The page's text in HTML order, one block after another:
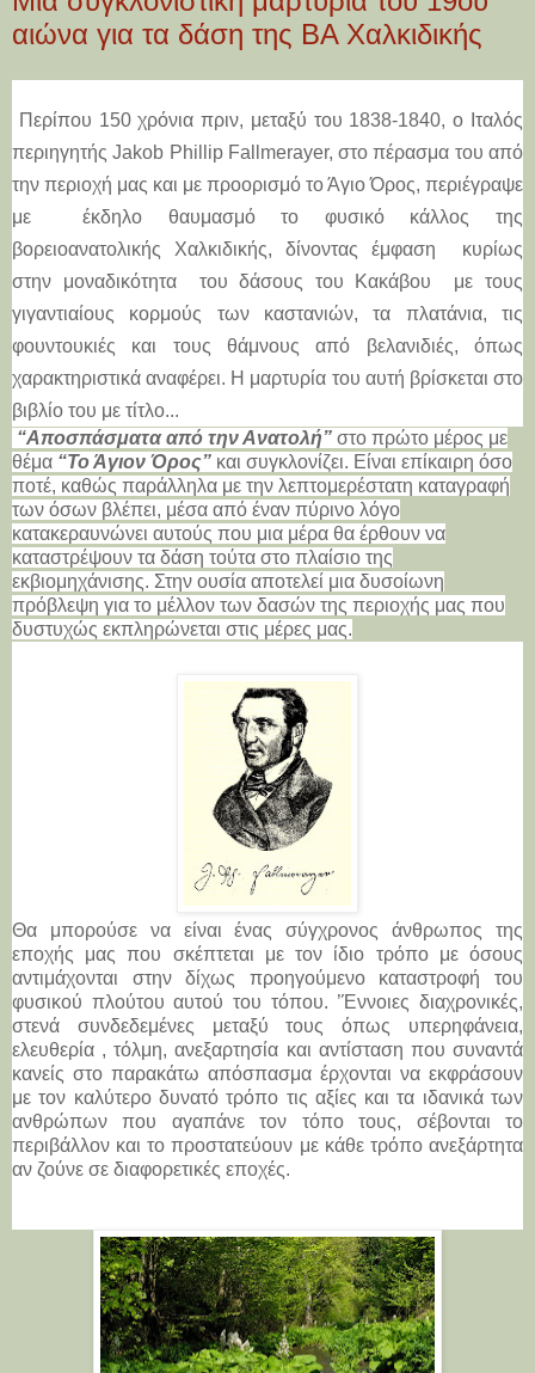
αιώνα για τα δάση της ΒΑ Χαλκιδικής
Περίπου 150 χρόνια πριν, μεταξύ του 1838-1840, ο Ιταλός
περιηγητήςJakob Phillip Fallmerayer, στο πέρασμα του από
την περιοχή μας και με προορισμό το Άγιο Όρος, περιέγραψε
με έκδηλο θαυμασμό το φυσικό κάλλος της
βορειοανατολικής Χαλκιδικής, δίνοντας έμφαση κυρίως
στην μοναδικότητα του δάσους του Κακάβου με τους
γιγαντιαίους κορμούς των καστανιών, τα πλατάνια, τις
φουντουκιές και τους θάμνους από βελανιδιές, όπως
χαρακτηριστικά αναφέρει. Η μαρτυρία του αυτή βρίσκεται στο
βιβλίο του με τίτλο...
“Αποσπάσματα από την Ανατολή” στο πρώτο μέρος με
θέμα “Το Άγιον Όρος” και συγκλονίζει. Είναι επίκαιρη όσο
ποτέ, καθώς παράλληλα με την λεπτομερέστατη καταγραφή
των όσων βλέπει, μέσα από έναν πύρινο λόγο
κατακεραυνώνει αυτούς που μια μέρα θα έρθουν να
καταστρέψουν τα δάση τούτα στο πλαίσιο της
εκβιομηχάνισης. Στην ουσία αποτελεί μια δυσοίωνη
πρόβλεψη για το μέλλον των δασών της περιοχής μας που
δυστυχώς εκπληρώνεται στις μέρες μας.
Θα μπορούσε να είναι ένας σύγχρονος άνθρωπος της
εποχής μας που σκέπτεται με τον ίδιο τρόπο με όσους
αντιμάχονται στην δίχως προηγούμενο καταστροφή του
φυσικού πλούτου αυτού του τόπου. ’Έννοιες διαχρονικές,
στενά συνδεδεμένες μεταξύ τους όπως υπερηφάνεια,
ελευθερία , τόλμη, ανεξαρτησία και αντίσταση που συναντά
κανείς στο παρακάτω απόσπασμα έρχονται να εκφράσουν
με τον καλύτερο δυνατό τρόπο τις αξίες και τα ιδανικά των
ανθρώπων που αγαπάνε τον τόπο τους, σέβονται το
περιβάλλον και το προστατεύουν με κάθε τρόπο ανεξάρτητα
αν ζούνε σε διαφορετικές εποχές.